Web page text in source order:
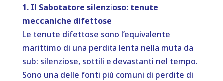
1. Il Sabotatore silenzioso: tenute
meccaniche difettose
Le tenute difettose sono l’equivalente
marittimo di una perdita lenta nella muta da
sub: silenziose, sottili e devastanti nel tempo.
Sono una delle fonti più comuni di perdite di